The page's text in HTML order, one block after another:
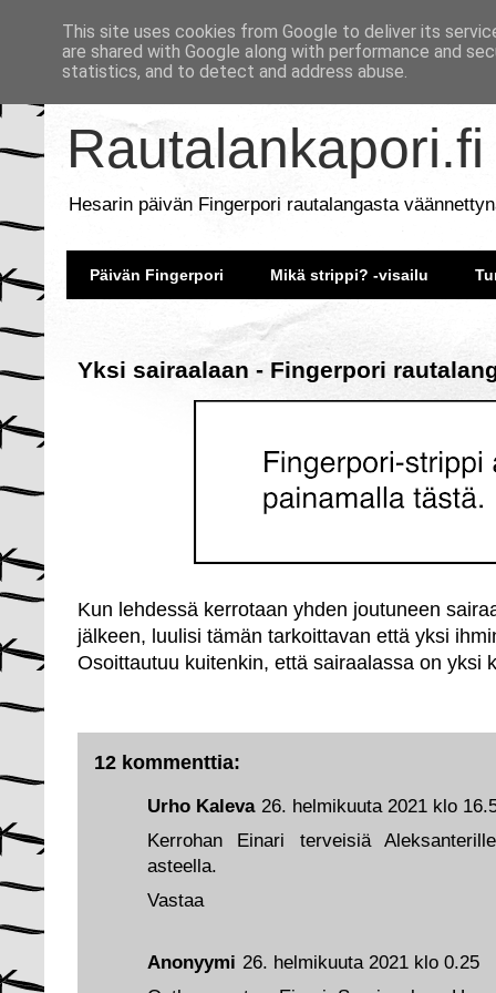
Rautalankapori.fi
Hesarin päivän Fingerpori rautalangasta
Päivän Fingerpori Mikä strippi? -visailu
Yksi sairaalaan - Fingerpori
Kun lehdessä kerrotaan yhden joutuneen
jälkeen, luulisi tämän tarkoittavan että yksi
Osoittautuu kuitenkin, että sairaalassa on yksi
12 kommenttia:
Anonyymi 26. helmikuuta 2021 klo 0.25
Urho Kaleva 26. helmikuuta 2021 klo
Kerrohan Einari terveisiä
asteella.
Vastaa
This site uses cookies from Google to deliver its
are shared with Google along with performance and
statistics, and to detect and address abuse.